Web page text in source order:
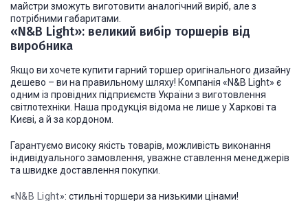
майстри зможуть виготовити аналогічний виріб, але з
потрібними габаритами.
«N&B Light»: великий вибір торшерів від
виробника
Якщо ви хочете купити гарний торшер оригінального дизайну
дешево – ви на правильному шляху! Компанія «N&B Light» є
одним із провідних підприємств України з виготовлення
світлотехніки. Наша продукція відома не лише у Харкові та
Києві, а й за кордоном.
Гарантуємо високу якість товарів, можливість виконання
індивідуального замовлення, уважне ставлення менеджерів
та швидке доставлення покупки.
«N&B Light»: стильні торшери за низькими цінами!